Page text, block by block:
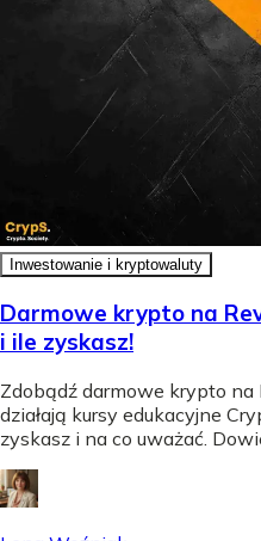
Inwestowanie i kryptowaluty
Darmowe krypto na
i ile zyskasz!
Zdobądź darmowe krypto na
działają kursy edukacyjne
zyskasz i na co uważać.